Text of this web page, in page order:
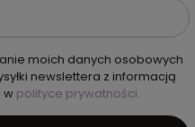
moich danych osobowych
newslettera z informacją
w polityce prywatności.